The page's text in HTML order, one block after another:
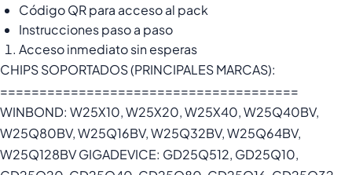
Código QR para acceso al pack
Instrucciones paso a paso
Acceso inmediato sin esperas
CHIPS SOPORTADOS (PRINCIPALES MARCAS):
======================================
WINBOND: W25X10, W25X20, W25X40, W25Q40BV,
W25Q80BV, W25Q16BV, W25Q32BV, W25Q64BV,
W25Q128BV GIGADEVICE: GD25Q512, GD25Q10,